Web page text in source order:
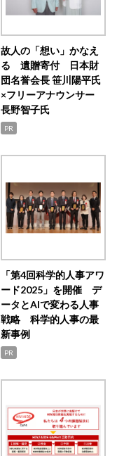
故人の「想い」かなえ
る 遺贈寄付 日本財
団名誉会長 笹川陽平氏
×フリーアナウンサー
長野智子氏
PR
「第4回科学的人事アワ
ード2025」を開催 デ
ータとAIで変わる人事
戦略 科学的人事の最
新事例
PR